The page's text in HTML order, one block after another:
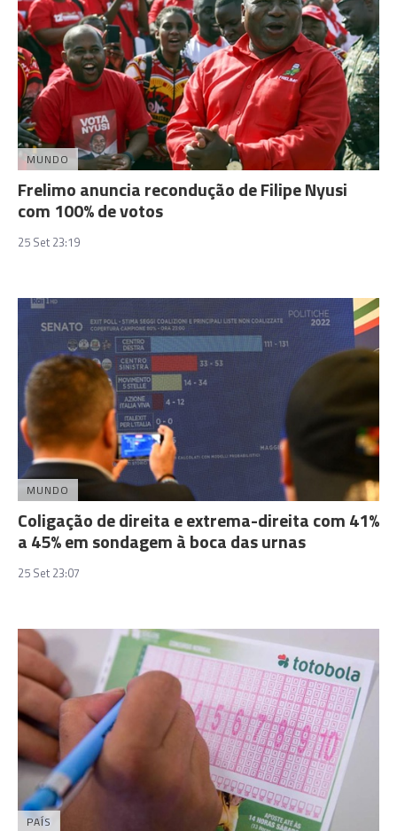
MUNDO
Frelimo anuncia recondução de Filipe Nyusi
com 100% de votos
25 Set 23:19
MUNDO
Coligação de direita e extrema-direita com 41%
a 45% em sondagem à boca das urnas
25 Set 23:07
PAÍS